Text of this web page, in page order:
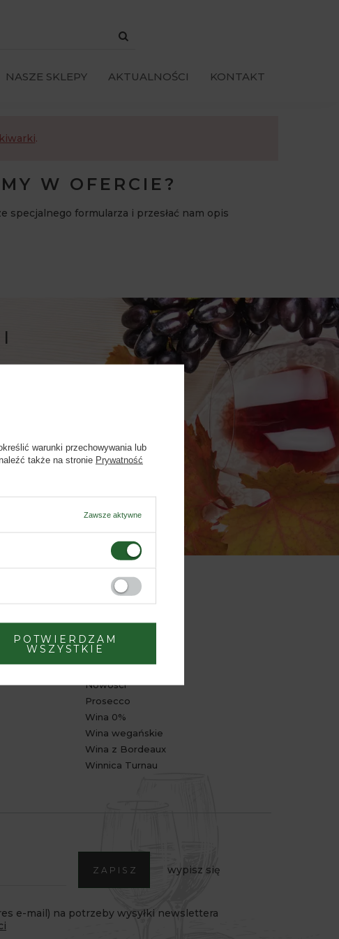
NASZE SKLEPY AKTUALNOŚCI KONTAKT
.
W OFERCIE?
specjalnego formularza i przesłać nam opis
POLECANE
Nowości
Prosecco
Wina 0%
Wina wegańskie
Wina z Bordeaux
Winnica Turnau
ZAPISZ wypisz się
e-mail) na potrzeby wysyłki newslettera
warunki przechowywania lub
także na stronie Prywatność
Zawsze aktywne
POTWIERDZAM
WSZYSTKIE